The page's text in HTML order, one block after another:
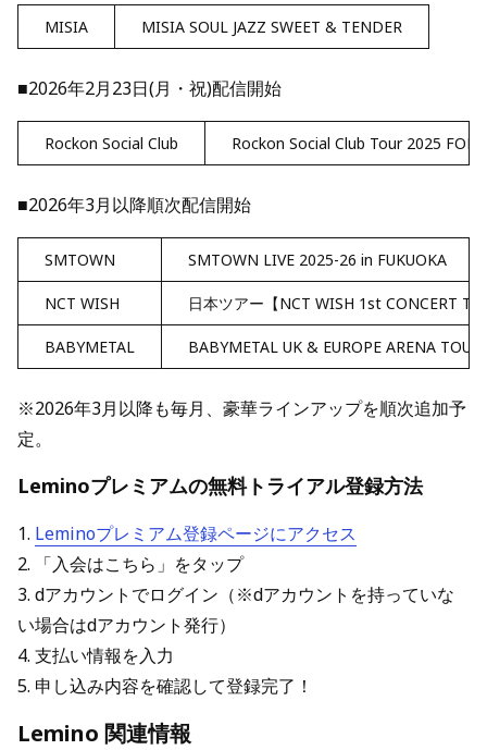
MISIA MISIA SOUL JAZZ SWEET & TENDER
■2026年2月23日(月・祝)配信開始
Rockon Social Club Rockon Social Club Tour 2025
■2026年3月以降順次配信開始
SMTOWN SMTOWN LIVE 2025-26 in FUKUOKA
NCT WISH 日本ツアー【NCT WISH 1st CONCERT
BABYMETAL BABYMETAL UK & EUROPE ARENA
※2026年3月以降も毎月、豪華ラインアップを順次追加予
定。
Leminoプレミアムの無料トライアル登録方法
1. Leminoプレミアム登録ページにアクセス
2. 「入会はこちら」をタップ
3. dアカウントでログイン（※dアカウントを持っていな
い場合はdアカウント発行）
4. 支払い情報を入力
5. 申し込み内容を確認して登録完了！
Lemino 関連情報